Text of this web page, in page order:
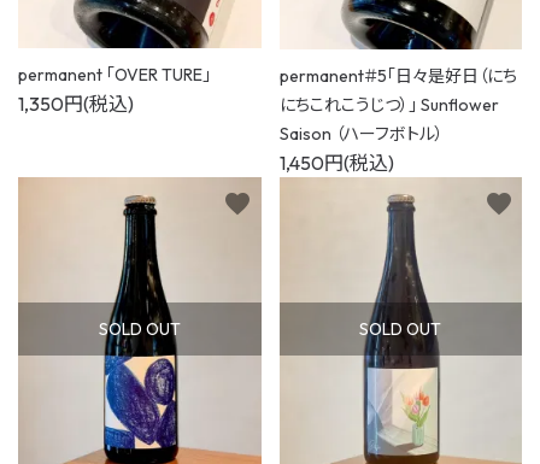
全ての商品
すすきのえーる
シーンから選ぶ
スタイルから選ぶ
ご利用ガイド
permanent 「OVER TURE」
1,350円(税込)
permanent＃5「日々是好日（にち
にちこれこうじつ）」 Sunflower
Saison （ハーフボトル）
1,450円(税込)
SOLD OUT
favorite
SOLD OUT
favorite